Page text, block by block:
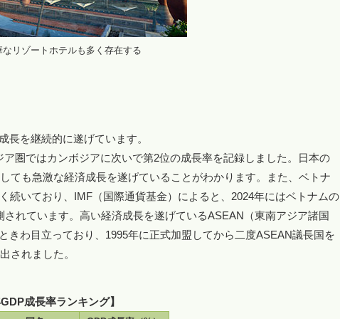
なリゾートホテルも多く存在する
長を継続的に遂げています。
圏ではカンボジアに次いで第2位の成長率を記録しました。日本の
ても急激な経済成長を遂げていることがわかります。また、ベトナ
続いており、IMF（国際通貨基金）によると、2024年にはベトナムの
れています。高い経済成長を遂げているASEAN（東南アジア諸国
きわ目立っており、1995年に正式加盟してから二度ASEAN議長国を
されました。
GDP成長率ランキング】